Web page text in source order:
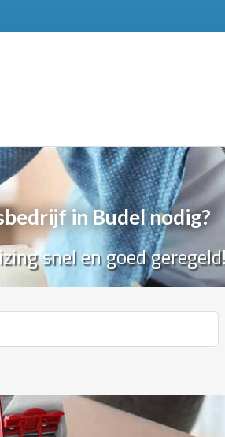
in Budel nodig?
snel en goed